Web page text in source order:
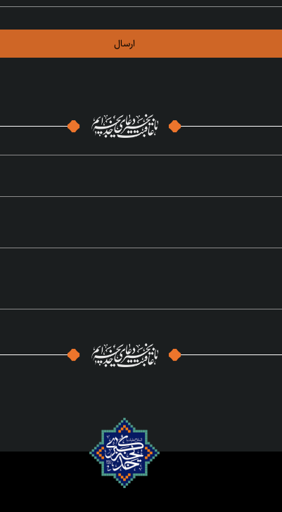
ارسال